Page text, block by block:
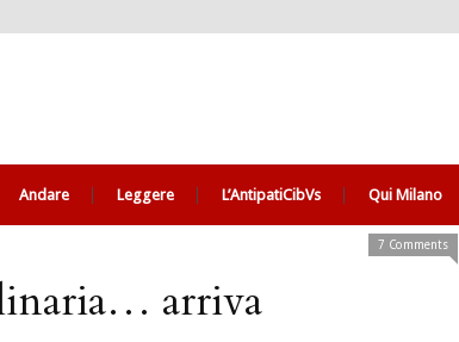
Andare Leggere L’AntipatiCibVs Qui Milano
7 Comments
arriva